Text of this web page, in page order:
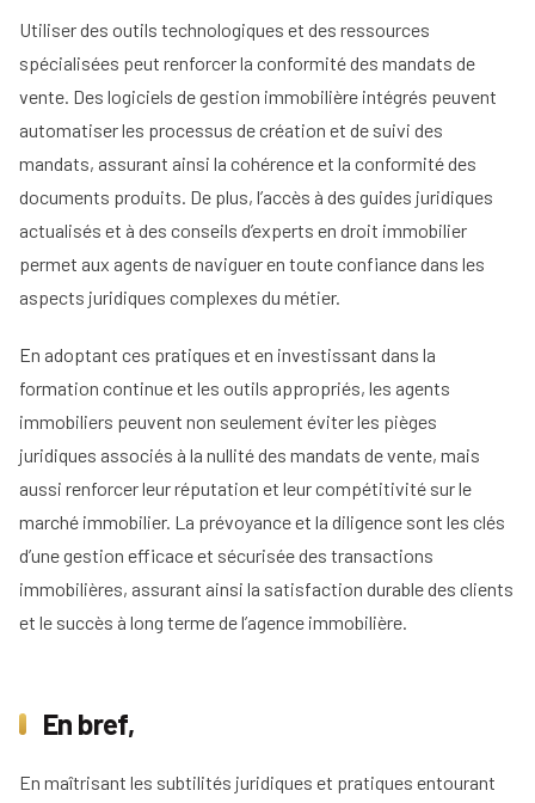
Utiliser des outils technologiques et des ressources
spécialisées peut renforcer la conformité des mandats de
vente. Des logiciels de gestion immobilière intégrés peuvent
automatiser les processus de création et de suivi des
mandats, assurant ainsi la cohérence et la conformité des
documents produits. De plus, l’accès à des guides juridiques
actualisés et à des conseils d’experts en droit immobilier
permet aux agents de naviguer en toute confiance dans les
aspects juridiques complexes du métier.
En adoptant ces pratiques et en investissant dans la
formation continue et les outils appropriés, les agents
immobiliers peuvent non seulement éviter les pièges
juridiques associés à la nullité des mandats de vente, mais
aussi renforcer leur réputation et leur compétitivité sur le
marché immobilier. La prévoyance et la diligence sont les clés
d’une gestion efficace et sécurisée des transactions
immobilières, assurant ainsi la satisfaction durable des clients
et le succès à long terme de l’agence immobilière.
En bref,
En maîtrisant les subtilités juridiques et pratiques entourant